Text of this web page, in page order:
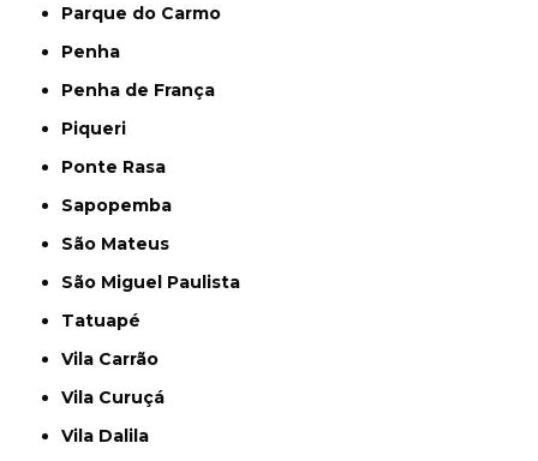
Parque do Carmo
Penha
Penha de França
Piqueri
Ponte Rasa
Sapopemba
São Mateus
São Miguel Paulista
Tatuapé
Vila Carrão
Vila Curuçá
Vila Dalila